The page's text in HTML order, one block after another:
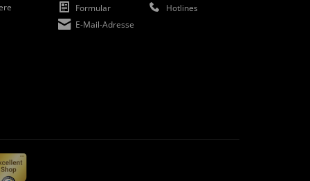
Formular
Hotlines
E-Mail-Adresse